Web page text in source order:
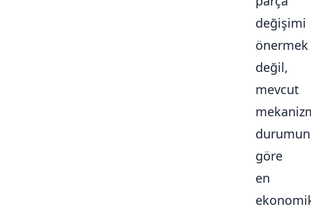
değişimi
önermek
değil,
mevcut
göre
en